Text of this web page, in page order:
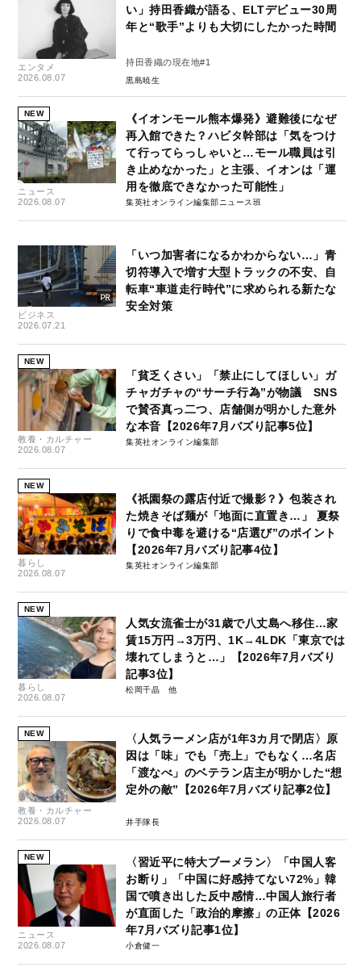
エンタメ
2026.08.07
い」持田香織が語る、ELTデビュー30周
年と“歌手”よりも大切にしたかった時間
持田香織の現在地#1
黒島暁生
NEW
ニュース
2026.08.07
《イオンモール熊本爆発》避難後になぜ
再入館できた？ハビタ幹部は「気をつけ
て行ってらっしゃいと…モール職員は引
き止めなかった」と主張、イオンは「運
用を徹底できなかった可能性」
集英社オンライン編集部ニュース班
ビジネス
2026.07.21
「いつ加害者になるかわからない…」青
切符導入で増す大型トラックの不安、自
転車“車道走行時代”に求められる新たな
安全対策
NEW
教養・カルチャー
2026.08.07
「貧乏くさい」「禁止にしてほしい」ガ
チャガチャの“サーチ行為”が物議 SNS
で賛否真っ二つ、店舗側が明かした意外
な本音【2026年7月バズり記事5位】
集英社オンライン編集部
NEW
暮らし
2026.08.07
《祇園祭の露店付近で撮影？》包装され
た焼きそば麺が「地面に直置き…」 夏祭
りで食中毒を避ける“店選び”のポイント
【2026年7月バズり記事4位】
集英社オンライン編集部
NEW
暮らし
2026.08.07
人気女流雀士が31歳で八丈島へ移住…家
賃15万円→3万円、1K→4LDK「東京では
壊れてしまうと…」【2026年7月バズり
記事3位】
松岡千晶
NEW
教養・カルチャー
2026.08.07
〈人気ラーメン店が1年3カ月で閉店〉原
因は「味」でも「売上」でもなく…名店
「渡なべ」のベテラン店主が明かした“想
定外の敵”【2026年7月バズり記事2位】
井手隊長
NEW
ニュース
2026.08.07
〈習近平に特大ブーメラン〉「中国人客
お断り」「中国に好感持てない72%」韓
国で噴き出した反中感情…中国人旅行者
が直面した「政治的摩擦」の正体【2026
年7月バズり記事1位】
小倉健一